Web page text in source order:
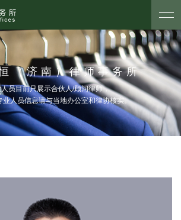
（济南）律师事务所
员目前只展示合伙人/顾问律师，
业人员信息请与当地办公室和律协核实。